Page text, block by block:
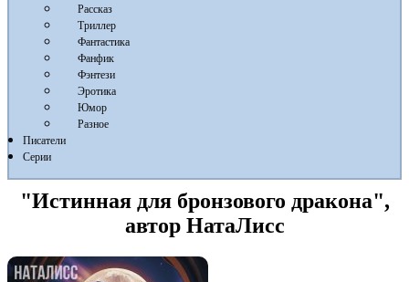
Рассказ
Триллер
Фантастика
Фанфик
Фэнтези
Эротика
Юмор
Разное
Писатели
Серии
"Истинная для бронзового дракона",
автор НатаЛисс